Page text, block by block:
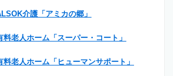
介護「アミカの郷」
料老人ホーム「スーパー・コート」
料老人ホーム「ヒューマンサポート」